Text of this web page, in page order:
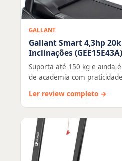
GALLANT
Gallant Smart 4,3hp
Inclinações (GEE15E43A)
Suporta até 150 kg e ainda
de academia com
Ler review completo →